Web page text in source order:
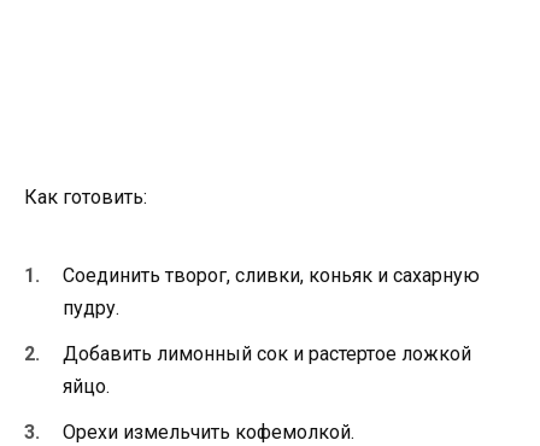
Как готовить:
Соединить творог, сливки, коньяк и сахарную
пудру.
Добавить лимонный сок и растертое ложкой
яйцо.
Орехи измельчить кофемолкой.